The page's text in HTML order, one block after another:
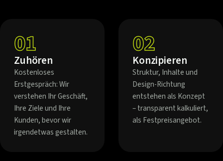
01
Zuhören
Kostenloses
Erstgespräch: Wir
verstehen Ihr Geschäft,
Ihre Ziele und Ihre
Kunden, bevor wir
irgendetwas gestalten.
02
Konzipieren
Struktur, Inhalte und
Design-Richtung
entstehen als Konzept
– transparent kalkuliert,
als Festpreisangebot.